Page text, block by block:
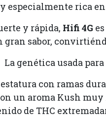
especialmente rica
y rápida, Hifi 4G
sabor,
La genética usada
con ramas
un aroma Kush muy
de THC